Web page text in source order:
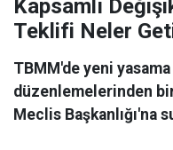
Kapsamlı
Teklifi Neler
TBMM'de yeni
düzenlemelerinden
Meclis Başkanlığı'na